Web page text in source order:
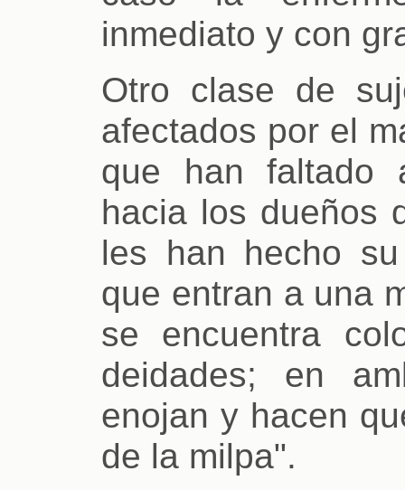
inmediato y con
Otro clase de
afectados por el
que han faltado
hacia los dueños
les han hecho
que entran a una
se encuentra
deidades; en
enojan y hacen
de la milpa".